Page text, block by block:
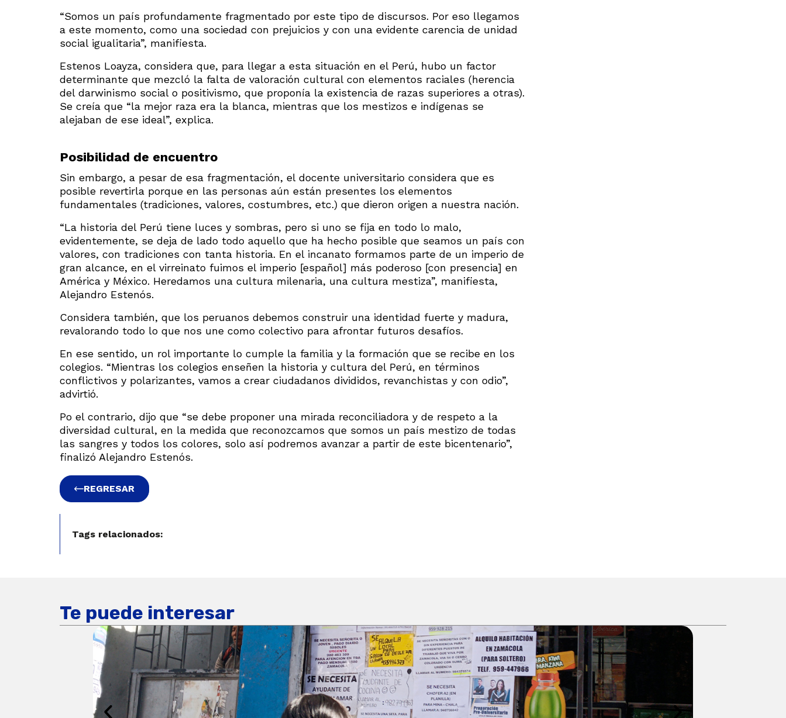
“Somos un país profundamente fragmentado por este tipo de discursos. Por eso llegamos
a este momento, como una sociedad con prejuicios y con una evidente carencia de unidad
social igualitaria”, manifiesta.
Estenos Loayza, considera que, para llegar a esta situación en el Perú, hubo un factor
determinante que mezcló la falta de valoración cultural con elementos raciales (herencia
del darwinismo social o positivismo, que proponía la existencia de razas superiores a otras).
Se creía que “la mejor raza era la blanca, mientras que los mestizos e indígenas se
alejaban de ese ideal”, explica.
Posibilidad de encuentro
Sin embargo, a pesar de esa fragmentación, el docente universitario considera que es
posible revertirla porque en las personas aún están presentes los elementos
fundamentales (tradiciones, valores, costumbres, etc.) que dieron origen a nuestra nación.
“La historia del Perú tiene luces y sombras, pero si uno se fija en todo lo malo,
evidentemente, se deja de lado todo aquello que ha hecho posible que seamos un país con
valores, con tradiciones con tanta historia. En el incanato formamos parte de un imperio de
gran alcance, en el virreinato fuimos el imperio [español] más poderoso [con presencia] en
América y México. Heredamos una cultura milenaria, una cultura mestiza”, manifiesta,
Alejandro Estenós.
Considera también, que los peruanos debemos construir una identidad fuerte y madura,
revalorando todo lo que nos une como colectivo para afrontar futuros desafíos.
En ese sentido, un rol importante lo cumple la familia y la formación que se recibe en los
colegios. “Mientras los colegios enseñen la historia y cultura del Perú, en términos
conflictivos y polarizantes, vamos a crear ciudadanos divididos, revanchistas y con odio”,
advirtió.
Po el contrario, dijo que “se debe proponer una mirada reconciliadora y de respeto a la
diversidad cultural, en la medida que reconozcamos que somos un país mestizo de todas
las sangres y todos los colores, solo así podremos avanzar a partir de este bicentenario”,
finalizó Alejandro Estenós.
REGRESAR
Tags relacionados:
Te puede interesar